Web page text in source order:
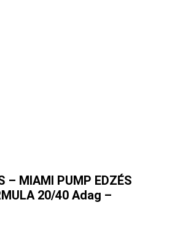
– MIAMI PUMP EDZÉS
20/40 Adag –